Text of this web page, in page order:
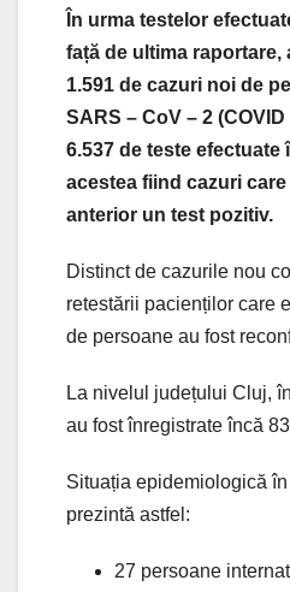
În urma testelor
față de ultima
1.591 de cazuri noi de
SARS – CoV – 2
6.537 de teste efectuate
acestea fiind cazuri
anterior un test pozitiv.
Distinct de cazurile nou
retestării pacienților care
de persoane au fost
La nivelul județului Cluj,
au fost înregistrate încă
Situația epidemiologică
prezintă astfel:
27 persoane